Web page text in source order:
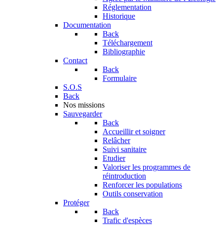
Réglementation
Historique
Documentation
Back
Téléchargement
Bibliographie
Contact
Back
Formulaire
S.O.S
Back
Nos missions
Sauvegarder
Back
Accueillir et soigner
Relâcher
Suivi sanitaire
Etudier
Valoriser les programmes de
réintroduction
Renforcer les populations
Outils conservation
Protéger
Back
Trafic d'espèces